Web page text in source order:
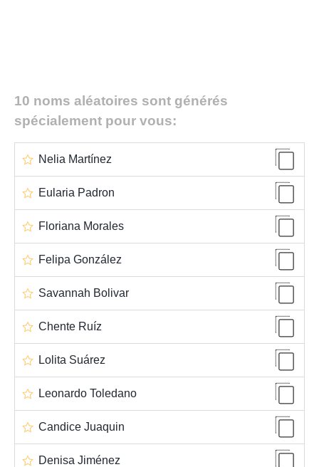
10 noms aléatoires sont générés
spécialement pour vous:
Nelia Martínez
Eularia Padron
Floriana Morales
Felipa González
Savannah Bolivar
Chente Ruíz
Lolita Suárez
Leonardo Toledano
Candice Juaquin
Denisa Jiménez